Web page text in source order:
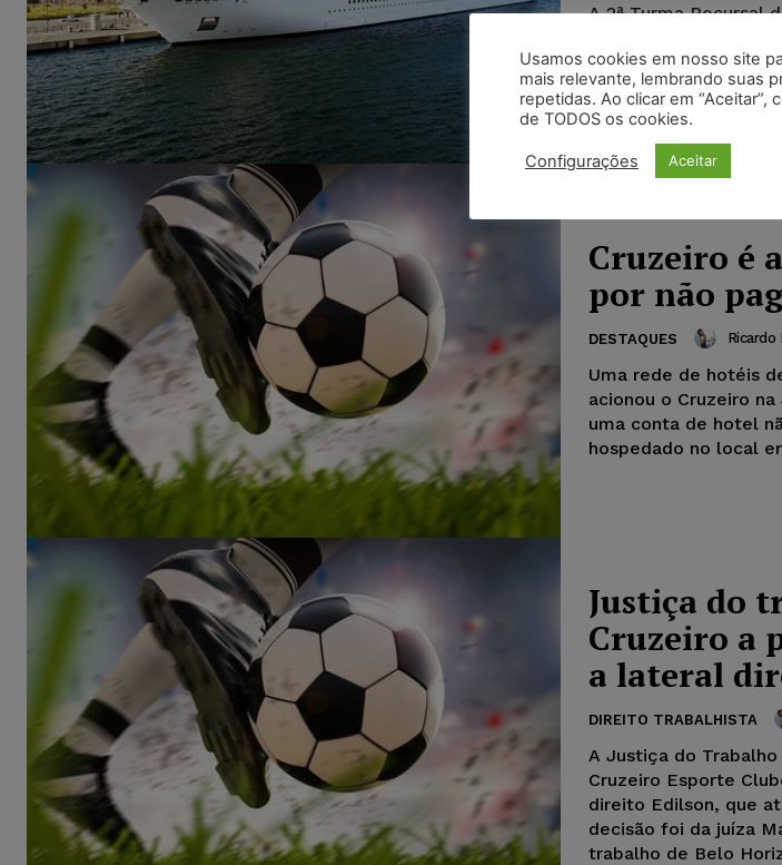
A 2ª Turma Recursal
cruzeiro marítimo
moral, acatou
retirou, a condenação
Cruzeiro é
por não
DESTAQUES Ricardo
Uma rede de hotéis
acionou o Cruzeiro
uma conta de hotel
hospedado no local
Justiça do
Cruzeiro a
a lateral
DIREITO TRABALHISTA
A Justiça do
Cruzeiro Esporte
direito Edilson, que
decisão foi da juíza
trabalho de Belo
Usamos cookies em nosso site
mais relevante, lembrando suas
repetidas. Ao clicar em “Aceitar”,
de TODOS os cookies.
Configurações Aceitar